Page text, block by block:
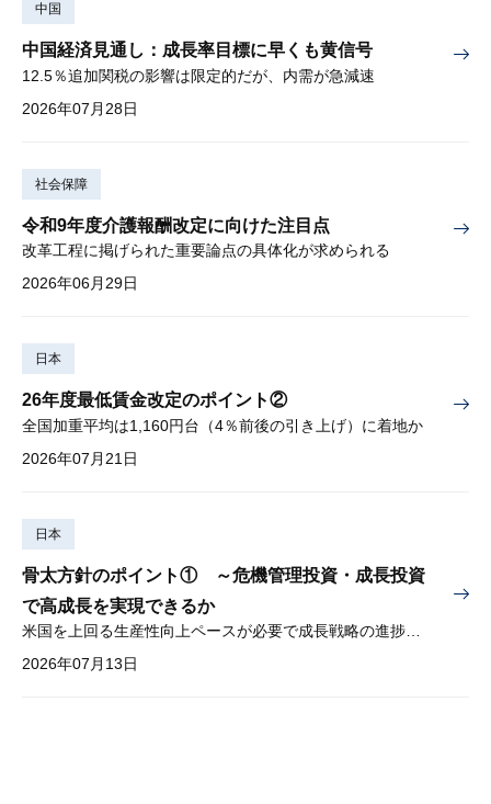
中国
中国経済見通し：成長率目標に早くも黄信号
12.5％追加関税の影響は限定的だが、内需が急減速
2026年07月28日
社会保障
令和9年度介護報酬改定に向けた注目点
改革工程に掲げられた重要論点の具体化が求められる
2026年06月29日
日本
26年度最低賃金改定のポイント②
全国加重平均は1,160円台（4％前後の引き上げ）に着地か
2026年07月21日
日本
骨太方針のポイント① ～危機管理投資・成長投資
で高成長を実現できるか
米国を上回る生産性向上ペースが必要で成長戦略の進捗管理も課題
2026年07月13日